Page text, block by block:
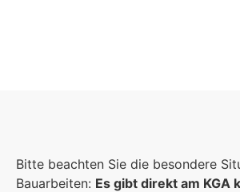
Bitte beachten Sie die besondere
Bauarbeiten: Es gibt direkt am KGA